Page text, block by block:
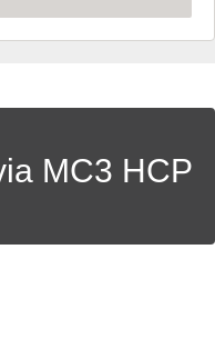
MC3 HCP